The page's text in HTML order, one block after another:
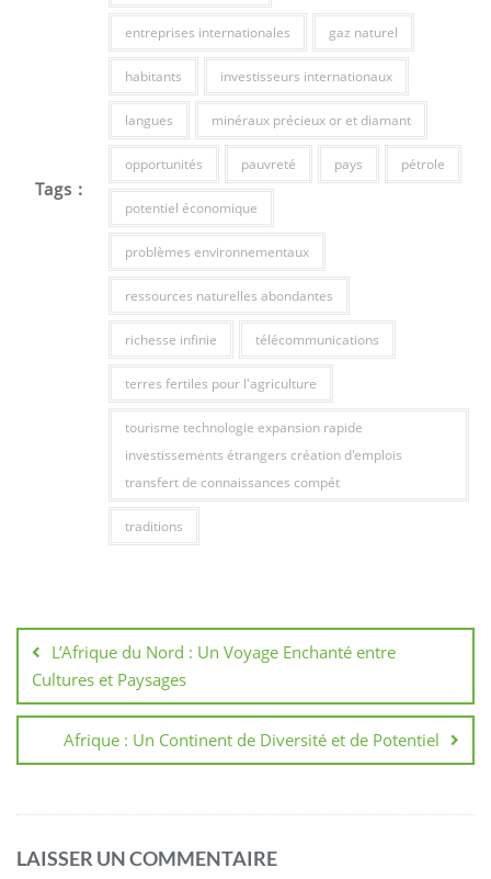
Tags :
entreprises internationales gaz naturel
habitants investisseurs internationaux
langues minéraux précieux or et diamant
opportunités pauvreté pays pétrole
potentiel économique
problèmes environnementaux
ressources naturelles abondantes
richesse infinie télécommunications
terres fertiles pour l'agriculture
tourisme technologie expansion rapide
investissements étrangers création d'emplois
transfert de connaissances compét
traditions
de
l’article
L’Afrique du Nord : Un Voyage Enchanté entre
Cultures et Paysages
Afrique : Un Continent de Diversité et de Potentiel
LAISSER UN COMMENTAIRE